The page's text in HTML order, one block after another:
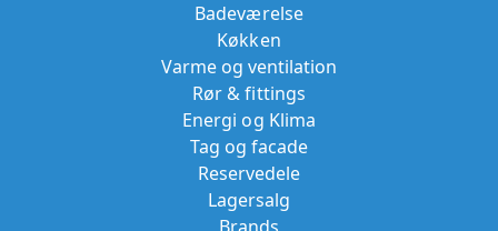
Badeværelse
Køkken
Varme og ventilation
Rør & fittings
Energi og Klima
Tag og facade
Reservedele
Lagersalg